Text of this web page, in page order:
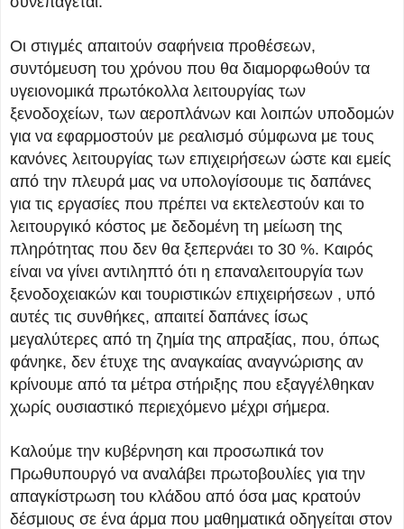
Οι στιγμές απαιτούν σαφήνεια προθέσεων,
συντόμευση του χρόνου που θα διαμορφωθούν τα
υγειονομικά πρωτόκολλα λειτουργίας των
ξενοδοχείων, των αεροπλάνων και λοιπών υποδομών
για να εφαρμοστούν με ρεαλισμό σύμφωνα με τους
κανόνες λειτουργίας των επιχειρήσεων ώστε και εμείς
από την πλευρά μας να υπολογίσουμε τις δαπάνες
για τις εργασίες που πρέπει να εκτελεστούν και το
λειτουργικό κόστος με δεδομένη τη μείωση της
πληρότητας που δεν θα ξεπερνάει το 30 %. Καιρός
είναι να γίνει αντιληπτό ότι η επαναλειτουργία των
ξενοδοχειακών και τουριστικών επιχειρήσεων , υπό
αυτές τις συνθήκες, απαιτεί δαπάνες ίσως
μεγαλύτερες από τη ζημία της απραξίας, που, όπως
φάνηκε, δεν έτυχε της αναγκαίας αναγνώρισης αν
κρίνουμε από τα μέτρα στήριξης που εξαγγέλθηκαν
χωρίς ουσιαστικό περιεχόμενο μέχρι σήμερα.
Καλούμε την κυβέρνηση και προσωπικά τον
Πρωθυπουργό να αναλάβει πρωτοβουλίες για την
απαγκίστρωση του κλάδου από όσα μας κρατούν
δέσμιους σε ένα άρμα που μαθηματικά οδηγείται στον